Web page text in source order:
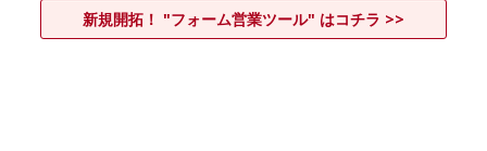
新規開拓！ "フォーム営業ツール" はコチラ >>